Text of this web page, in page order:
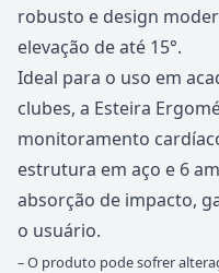
robusto e design
elevação de até 15°.
Ideal para o uso em
clubes, a Esteira
monitoramento
estrutura em aço e 6
absorção de impacto,
o usuário.
– O produto pode sofrer